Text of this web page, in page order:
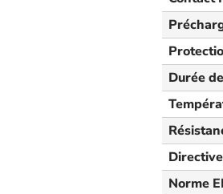
Durée
Norme